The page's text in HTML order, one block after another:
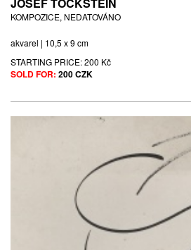
KOMPOZICE, NEDATOVÁNO
akvarel | 10,5 x 9 cm
STARTING PRICE:200 Kč
SOLD FOR: 200 CZK